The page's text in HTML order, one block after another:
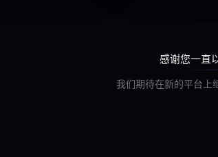
感谢您一直
我们期待在新的平台上